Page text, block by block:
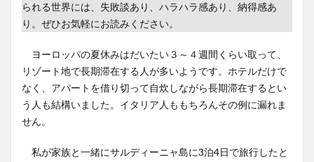
られる世界には、失敗談あり、ハラハラ感あり、納得感あ
り。ぜひお気軽にお読みください。
ヨーロッパの夏休みはだいたい３～４週間くらい取って、
リゾート地で長期滞在する人が多いようです。ホテルだけで
なく、アパートを借り切って自炊しながら長期滞在するとい
う人も結構いました。イタリア人ももちろんその例に漏れま
せん。
私が家族と一緒にサルディーニャ島に3泊4日で旅行したと